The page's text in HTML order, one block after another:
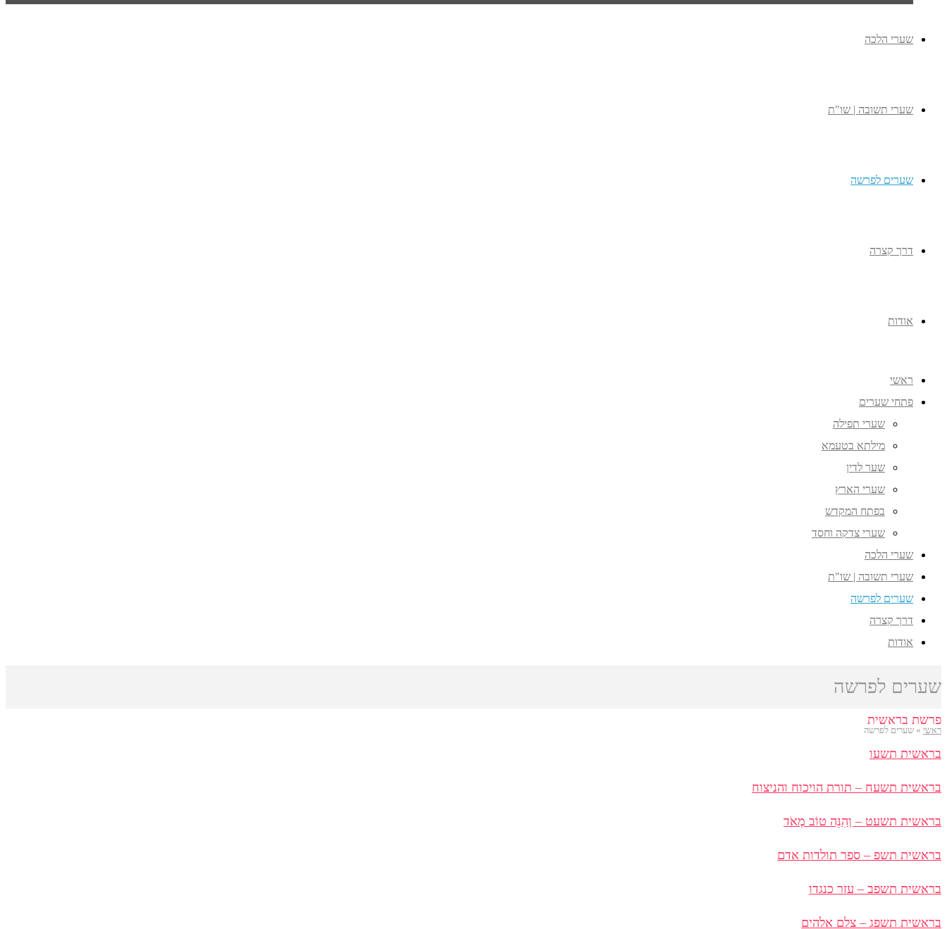
שערי הלכה
שערי תשובה | שו"ת
שערים לפרשה
דרך קצרה
אודות
ראשי
פתחי שערים
שערי תפילה
מילתא בטעמא
שער לדין
שערי הארץ
בפתח המקדש
שערי צדקה וחסד
שערי הלכה
שערי תשובה | שו"ת
שערים לפרשה
דרך קצרה
אודות
שערים לפרשה
ראשי » שערים לפרשה
פרשת בראשית
בראשית תשעו
בראשית תשעח – תורת הויכוח והניצוח
בראשית תשעט – וְהִנֵּה טוֹב מְאֹד
בראשית תשפ – ספר תולדות אדם
בראשית תשפב – עזר כנגדו
בראשית תשפג – צלם אלהים